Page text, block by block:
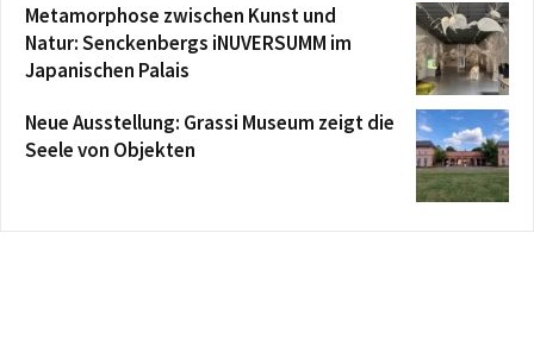
Metamorphose zwischen Kunst und
Natur: Senckenbergs iNUVERSUMM im
Japanischen Palais
Neue Ausstellung: Grassi Museum zeigt die
Seele von Objekten